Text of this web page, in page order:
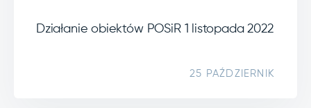
Działanie obiektów POSiR 1 listopada 2022
25 PAŹDZIERNIK